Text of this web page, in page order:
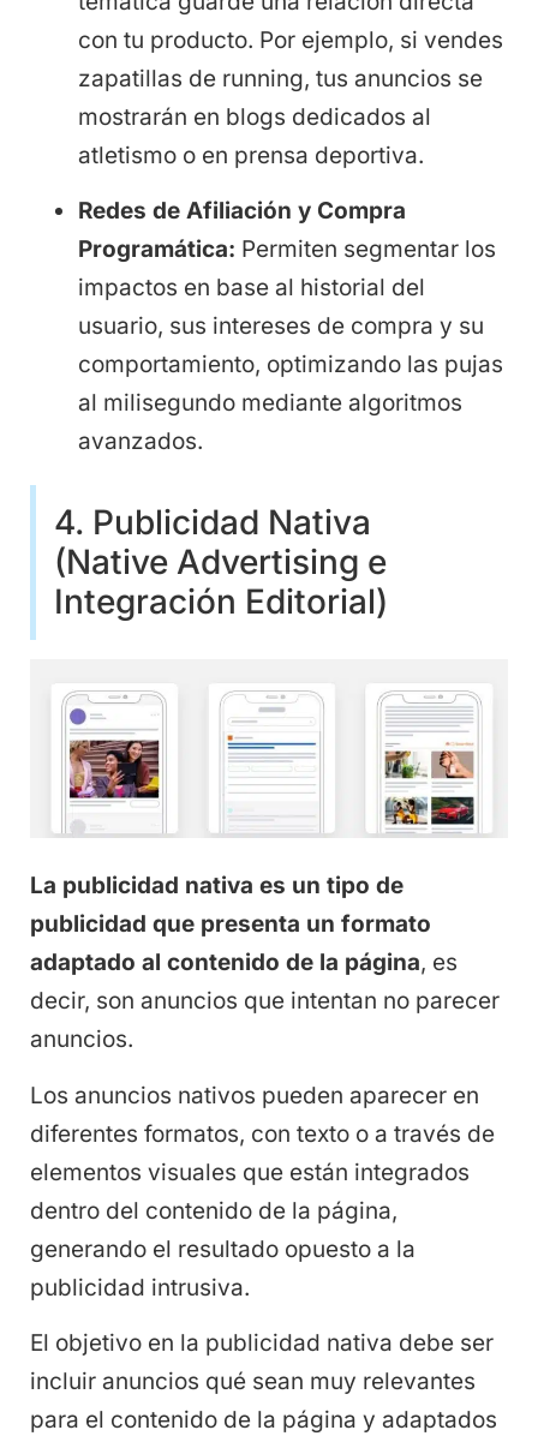
con tu producto. Por ejemplo, si vendes
zapatillas de running, tus anuncios se
mostrarán en blogs dedicados al
atletismo o en prensa deportiva.
Redes de Afiliación y Compra
Programática: Permiten segmentar los
impactos en base al historial del
usuario, sus intereses de compra y su
comportamiento, optimizando las pujas
al milisegundo mediante algoritmos
avanzados.
4. Publicidad Nativa
(Native Advertising e
Integración Editorial)
La publicidad nativa es un tipo de
publicidad que presenta un formato
adaptado al contenido de la página, es
decir, son anuncios que intentan no parecer
anuncios.
Los anuncios nativos pueden aparecer en
diferentes formatos, con texto o a través de
elementos visuales que están integrados
dentro del contenido de la página,
generando el resultado opuesto a la
publicidad intrusiva.
El objetivo en la publicidad nativa debe ser
incluir anuncios qué sean muy relevantes
para el contenido de la página y adaptados